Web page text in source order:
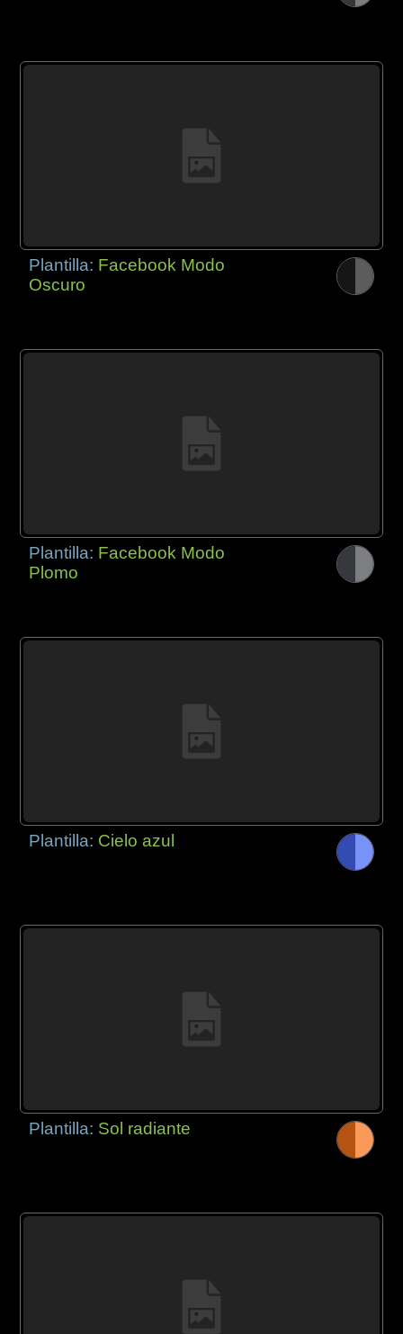
Plantilla: Facebook Modo
Oscuro
Plantilla: Facebook Modo
Plomo
Plantilla: Cielo azul
Plantilla: Sol radiante